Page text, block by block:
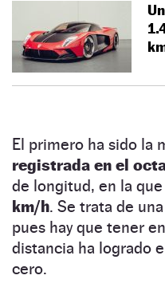
El primero ha sido la
registrada en el
de longitud, en la
km/h. Se trata de
pues hay que tener
distancia ha logrado
cero.